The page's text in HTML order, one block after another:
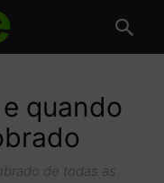
quando
de todas as